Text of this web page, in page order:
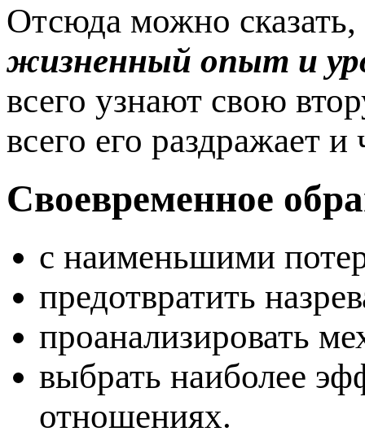
Отсюда можно
жизненный опыт и
всего узнают свою
всего его раздражает
Своевременное
с наименьшими
предотвратить
проанализировать
выбрать наиболее
отношениях.